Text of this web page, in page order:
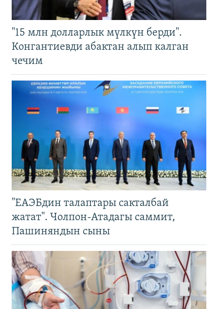
"15 млн долларлык мүлкүн берди".
Конгантиевди абактан алып калган
чечим
"ЕАЭБдин талаптары сакталбай
жатат". Чолпон-Атадагы саммит,
Пашиняндын сыны